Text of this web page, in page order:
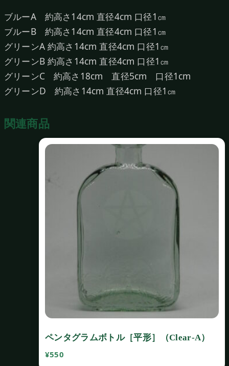
ブルーA 約高さ14cm 直径4cm 口径1㎝
ブルーB 約高さ14cm 直径4cm 口径1㎝
グリーンA 約高さ14cm 直径4cm 口径1㎝
グリーンB 約高さ14cm 直径4cm 口径1㎝
グリーンC 約高さ18cm 直径5cm 口径1cm
グリーンD 約高さ14cm 直径4cm 口径1㎝
関連商品
ペンタグラムボトル［平形］（Clear‐A）
¥550